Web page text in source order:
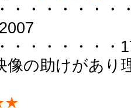
・・・・・・・
・・・・・・・
像の助けがあり